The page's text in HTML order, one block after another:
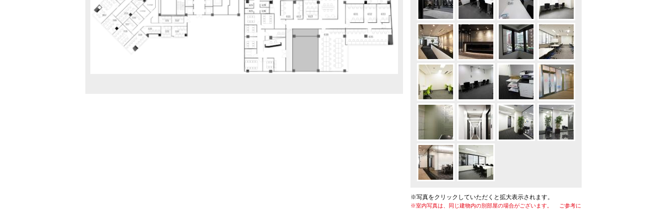
※写真をクリックしていただくと拡大表示されます。
※室内写真は、同じ建物内の別部屋の場合がございます。 ご参考に